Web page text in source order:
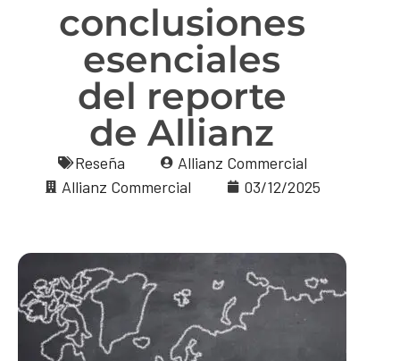
conclusiones
esenciales
del reporte
de Allianz
Reseña
Allianz Commercial
Allianz Commercial
03/12/2025